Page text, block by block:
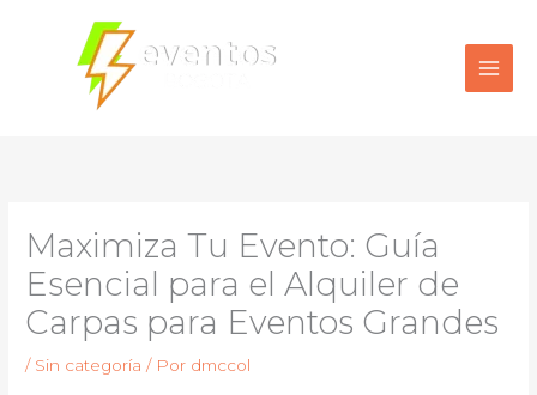
contenido
Maximiza Tu Evento: Guía
Esencial para el Alquiler de
Carpas para Eventos Grandes
/ Sin categoría / Por dmccol